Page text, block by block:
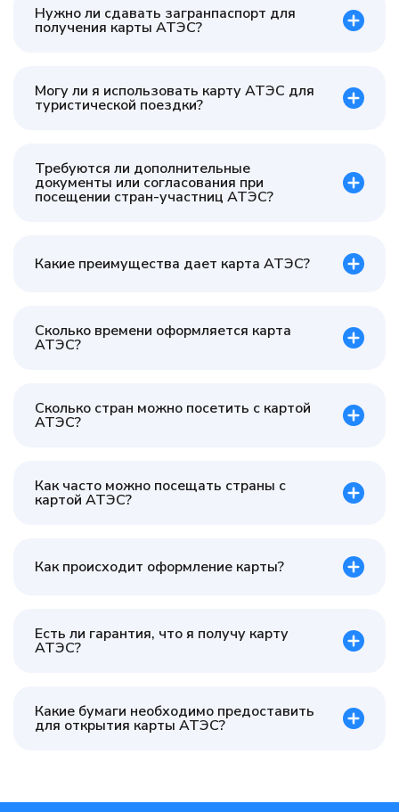
Нужно ли сдавать загранпаспорт для
получения карты АТЭС?
Могу ли я использовать карту АТЭС для
туристической поездки?
Требуются ли дополнительные
документы или согласования при
посещении стран-участниц АТЭС?
Какие преимущества дает карта АТЭС?
Сколько времени оформляется карта
АТЭС?
Сколько стран можно посетить с картой
АТЭС?
Как часто можно посещать страны с
картой АТЭС?
Как происходит оформление карты?
Есть ли гарантия, что я получу карту
АТЭС?
Какие бумаги необходимо предоставить
для открытия карты АТЭС?